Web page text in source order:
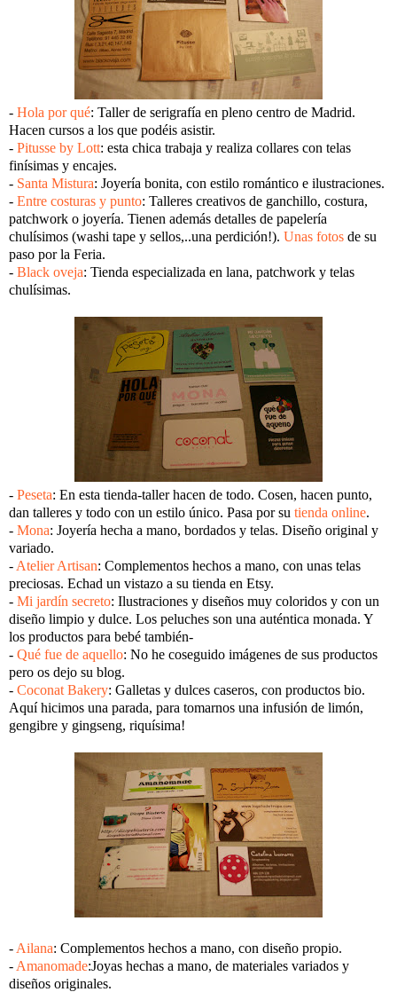
- Hola por qué: Taller de serigrafía en pleno centro de Madrid.
Hacen cursos a los que podéis asistir.
- Pitusse by Lott: esta chica trabaja y realiza collares con telas
finísimas y encajes.
- Santa Mistura: Joyería bonita, con estilo romántico e ilustraciones.
- Entre costuras y punto: Talleres creativos de ganchillo, costura,
patchwork o joyería. Tienen además detalles de papelería
chulísimos (washi tape y sellos,..una perdición!). Unas fotos de su
paso por la Feria.
- Black oveja: Tienda especializada en lana, patchwork y telas
chulísimas.
- Peseta: En esta tienda-taller hacen de todo. Cosen, hacen punto,
dan talleres y todo con un estilo único. Pasa por su tienda online.
- Mona: Joyería hecha a mano, bordados y telas. Diseño original y
variado.
- Atelier Artisan: Complementos hechos a mano, con unas telas
preciosas. Echad un vistazo a su tienda en Etsy.
- Mi jardín secreto: Ilustraciones y diseños muy coloridos y con un
diseño limpio y dulce. Los peluches son una auténtica monada. Y
los productos para bebé también-
- Qué fue de aquello: No he coseguido imágenes de sus productos
pero os dejo su blog.
- Coconat Bakery: Galletas y dulces caseros, con productos bio.
Aquí hicimos una parada, para tomarnos una infusión de limón,
gengibre y gingseng, riquísima!
- Ailana: Complementos hechos a mano, con diseño propio.
- Amanomade:Joyas hechas a mano, de materiales variados y
diseños originales.